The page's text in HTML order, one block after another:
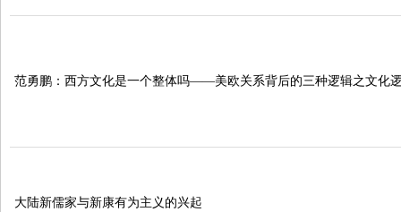
范勇鹏：西方文化是一个整体吗——美欧关系背后的三种逻辑之文化
大陆新儒家与新康有为主义的兴起